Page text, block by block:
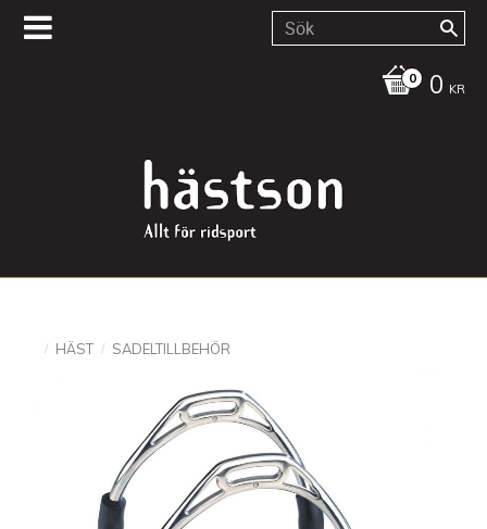
0 KR
HÄST SADELTILLBEHÖR